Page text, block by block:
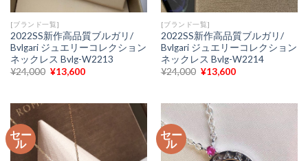
[ブランド一覧]
2022SS新作高品質ブルガリ/
Bvlgari ジュエリーコレクション
ネックレス Bvlg-W2213
¥24,000 元
は
¥24,000
で
し
た。
¥13,600現
格
[ブランド一覧]
2022SS新作高品質ブルガリ/
Bvlgari ジュエリーコレクション
ネックレス Bvlg-W2214
¥24,000 元
は
¥24,000
で
し
た。
¥13,600現
格
¥13,600
で
す。
セー
ル
セー
ル